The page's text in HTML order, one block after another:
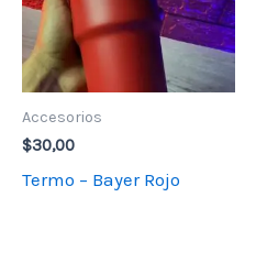
Accesorios
$30,00
Termo – Bayer Rojo